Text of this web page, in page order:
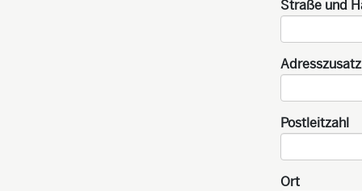
Straße und
Adresszusatz
Postleitzahl
Ort